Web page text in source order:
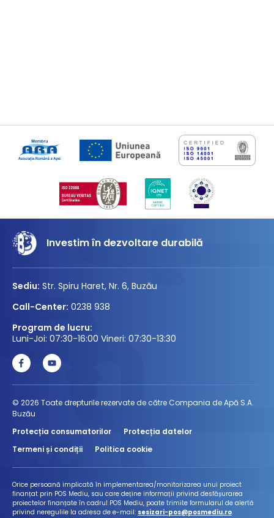
Investim în dezvoltare durabilă
Sediu: Str. Spiru Haret, Nr. 6, Buzău
Call-Center: 0238 938
Program de lucru:
Luni-Joi: 07:30-16:00 Vineri: 07:30-13:30
© 2026 Toate drepturile rezervate de către Compania de Apă S.A.
Buzău
Protecția consumatorilor
Protecția datelor
Termeni și condiții
Politica cookie
Orice persoană implicată în implementarea/monitorizarea unui proiect
finanțat prin POS Mediu, sau care deține informații privind desfășurarea
proiectelor finanțate în cadrul POS Mediu, poate trimite formularul de alertă
privind neregulile la adresa de e-mail: sesizari-pos@posmediu.ro.